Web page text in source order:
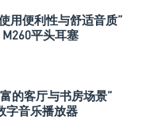
用便利性与舒适音质”
平头耳塞
的客厅与书房场景”
字音乐播放器